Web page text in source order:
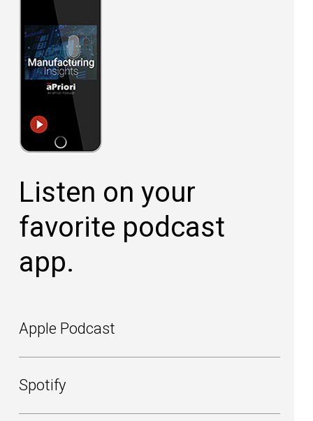
Listen on your
favorite podcast
app.
Apple Podcast
Spotify